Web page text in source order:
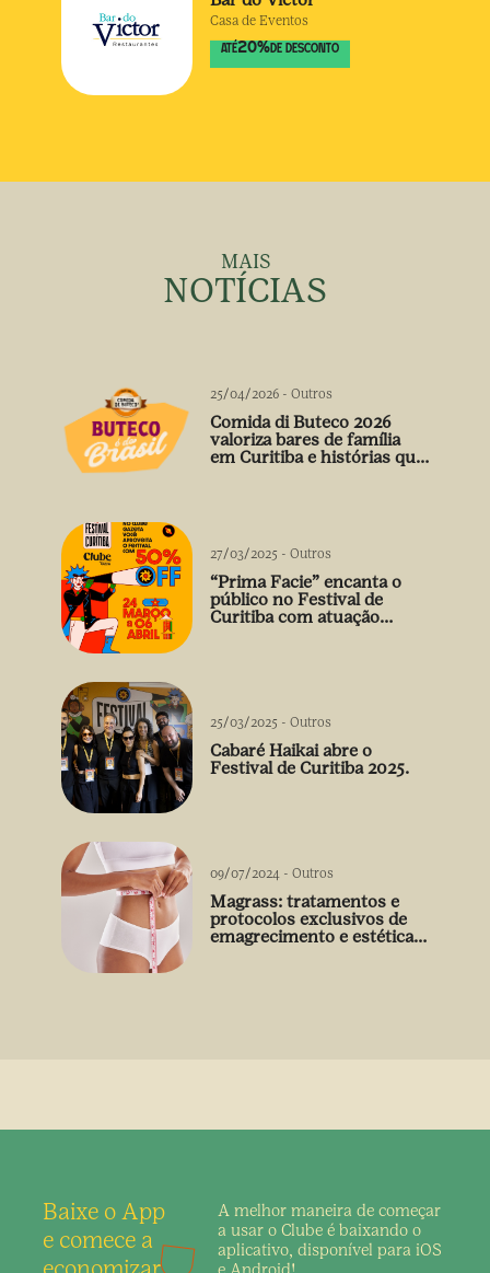
Casa de Eventos
ATÉ20% DE DESCONTO
MAIS
NOTÍCIAS
25/04/2026 - Outros
Comida di Buteco 2026
valoriza bares de família
em Curitiba e histórias que
27/03/2025 - Outros
“Prima Facie” encanta o
público no Festival de
Curitiba com atuação
25/03/2025 - Outros
Cabaré Haikai abre o
Festival de Curitiba 2025.
09/07/2024 - Outros
Magrass: tratamentos e
protocolos exclusivos de
emagrecimento e estética
Baixe o App
e comece a
A melhor maneira de começar
a usar o Clube é baixando o
aplicativo, disponível para iOS